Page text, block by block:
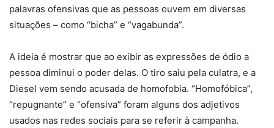
palavras ofensivas que as pessoas ouvem em diversas
situações – como “bicha” e “vagabunda”.
A ideia é mostrar que ao exibir as expressões de ódio a
pessoa diminui o poder delas. O tiro saiu pela culatra, e a
Diesel vem sendo acusada de homofobia. “Homofóbica”,
“repugnante” e “ofensiva” foram alguns dos adjetivos
usados nas redes sociais para se referir à campanha.